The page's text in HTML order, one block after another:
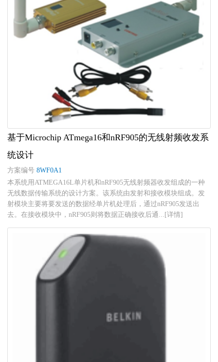
基于Microchip ATmega16和nRF905的无线射频收发系
统设计
方案编号 8WF0A1
本系统用ATMEGA16L单片机和nRF905无线射频器收发组成的一种
无线数据传输系统的设计方案。该系统由发射和接收模块组成。发
射模块主要将要发送的数据经单片机处理后，通过nRF905发送出
去。在接收模块中，nRF905则将数据正确接收后通...[详情]